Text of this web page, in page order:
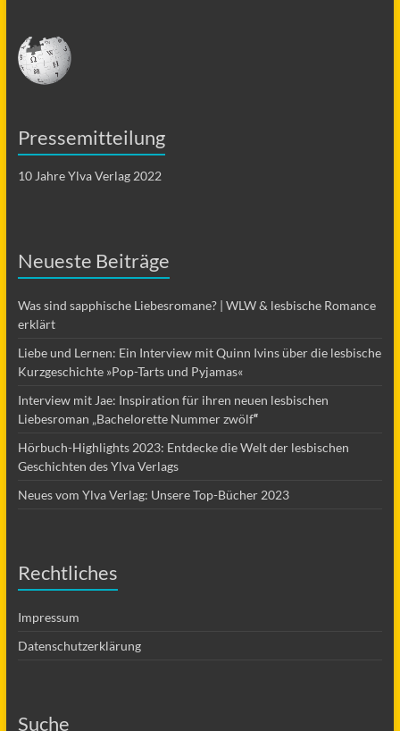
Pressemitteilung
10 Jahre Ylva Verlag 2022
Neueste Beiträge
Was sind sapphische Liebesromane? | WLW & lesbische Romance
erklärt
Liebe und Lernen: Ein Interview mit Quinn Ivins über die lesbische
Kurzgeschichte »Pop-Tarts und Pyjamas«
Interview mit Jae: Inspiration für ihren neuen lesbischen
Liebesroman „Bachelorette Nummer zwölf“
Hörbuch-Highlights 2023: Entdecke die Welt der lesbischen
Geschichten des Ylva Verlags
Neues vom Ylva Verlag: Unsere Top-Bücher 2023
Rechtliches
Impressum
Datenschutzerklärung
Suche